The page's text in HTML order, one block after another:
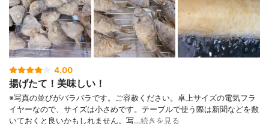
4.00
揚げたて！美味しい！
※写真の並びがバラバラです。ご容赦ください。卓上サイズの電気フラ
イヤーなので、サイズは小さめです。テーブルで使う際は新聞などを敷
いておくと良いかもしれません。写…続きを見る